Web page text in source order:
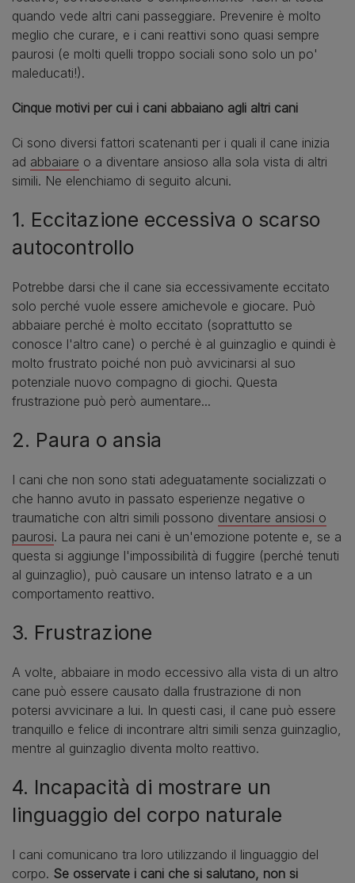
quando vede altri cani passeggiare. Prevenire è molto
meglio che curare, e i cani reattivi sono quasi sempre
paurosi (e molti quelli troppo sociali sono solo un po'
maleducati!).
Cinque motivi per cui i cani abbaiano agli altri cani
Ci sono diversi fattori scatenanti per i quali il cane inizia
ad abbaiare o a diventare ansioso alla sola vista di altri
simili. Ne elenchiamo di seguito alcuni.
1. Eccitazione eccessiva o scarso
autocontrollo
Potrebbe darsi che il cane sia eccessivamente eccitato
solo perché vuole essere amichevole e giocare. Può
abbaiare perché è molto eccitato (soprattutto se
conosce l'altro cane) o perché è al guinzaglio e quindi è
molto frustrato poiché non può avvicinarsi al suo
potenziale nuovo compagno di giochi. Questa
frustrazione può però aumentare...
2. Paura o ansia
I cani che non sono stati adeguatamente socializzati o
che hanno avuto in passato esperienze negative o
traumatiche con altri simili possono diventare ansiosi o
paurosi. La paura nei cani è un'emozione potente e, se a
questa si aggiunge l'impossibilità di fuggire (perché tenuti
al guinzaglio), può causare un intenso latrato e a un
comportamento reattivo.
3. Frustrazione
A volte, abbaiare in modo eccessivo alla vista di un altro
cane può essere causato dalla frustrazione di non
potersi avvicinare a lui. In questi casi, il cane può essere
tranquillo e felice di incontrare altri simili senza guinzaglio,
mentre al guinzaglio diventa molto reattivo.
4. Incapacità di mostrare un
linguaggio del corpo naturale
I cani comunicano tra loro utilizzando il linguaggio del
corpo. Se osservate i cani che si salutano, non si